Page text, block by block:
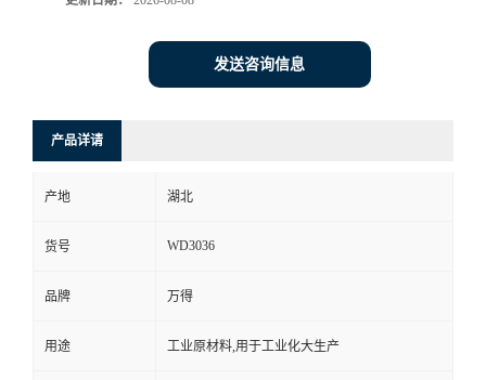
发送咨询信息
产品详请
产地 湖北
货号 WD3036
品牌 万得
用途 工业原材料,用于工业化大生产